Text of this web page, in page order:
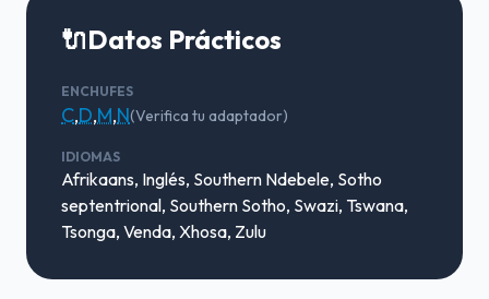
🔌Datos Prácticos
ENCHUFES
C,D,M,N(Verifica tu adaptador)
IDIOMAS
Afrikaans, Inglés, Southern Ndebele, Sotho
septentrional, Southern Sotho, Swazi, Tswana,
Tsonga, Venda, Xhosa, Zulu